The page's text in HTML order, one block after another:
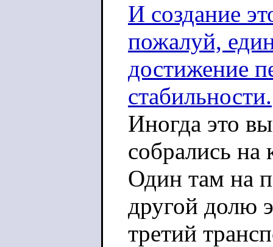
И создание
пожалуй,
достижение
стабильности.
Иногда это
собрались на
Один там на
другой долю
третий